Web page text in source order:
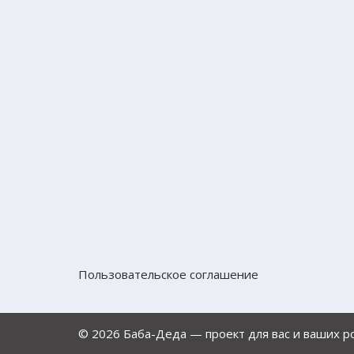
Пользовательское соглашение
© 2026 Баба-Деда — проект для вас и ваших